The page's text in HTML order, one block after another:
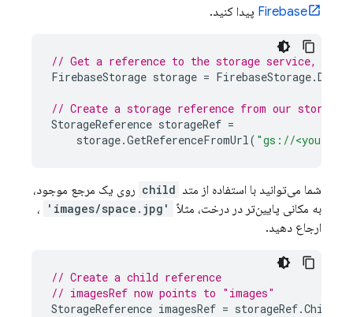
Firebase پیدا کنید.
// Get a reference to the storage service,
FirebaseStorage storage = FirebaseStorage.
// Create a storage reference from our storage
StorageReference storageRef =
storage.GetReferenceFromUrl( "gs://<your-
شما می‌توانید با استفاده از متد child روی یک مرجع موجود،
به مکانی پایین‌تر در درخت، مثلاً
'images/space.jpg'
،
ارجاع دهید.
// Create a child reference
// imagesRef now points to "images"
StorageReference imagesRef = storageRef.Child